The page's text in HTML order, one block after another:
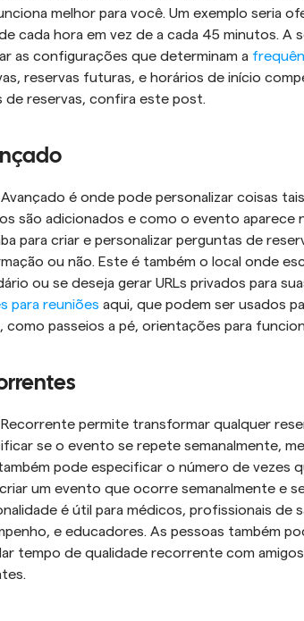
melhor para você. Um exemplo seria
cada hora em vez de a cada 45 minutos. A
as configurações que determinam a
reservas futuras, e horários de início
de reservas, confira este post.
Avançado é onde pode personalizar coisas
são adicionados e como o evento aparece
para criar e personalizar perguntas de
ou não. Este é também o local onde
ou se deseja gerar URLs privados para
para reuniões aqui, que podem ser usados
como passeios a pé, orientações para
Recorrente permite transformar qualquer
se o evento se repete semanalmente,
pode especificar o número de vezes
um evento que ocorre semanalmente e
é útil para médicos, profissionais de
e educadores. As pessoas também
tempo de qualidade recorrente com